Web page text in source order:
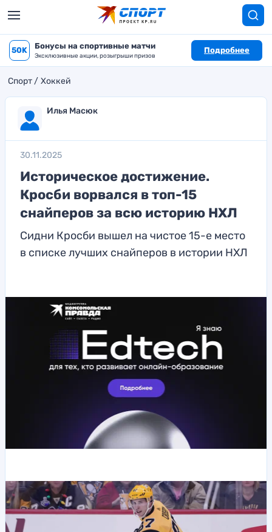
50K Бонусы на спортивные матчи
Эксклюзивные акции, розыгрыши призов
Подробнее
Спорт Хоккей
Илья Масюк
30.11.2025
Историческое достижение.
Кросби ворвался в топ-15
снайперов за всю историю НХЛ
Сидни Кросби вышел на чистое 15-е место
в списке лучших снайперов в истории НХЛ